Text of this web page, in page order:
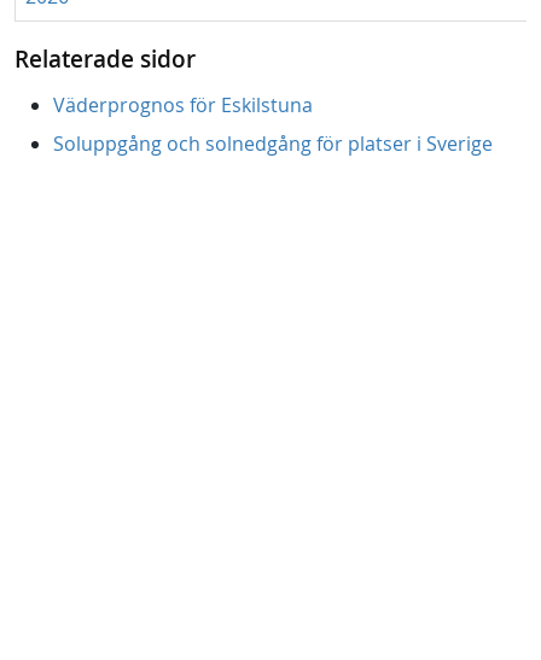
Relaterade sidor
Väderprognos för Eskilstuna
Soluppgång och solnedgång för platser i Sverige